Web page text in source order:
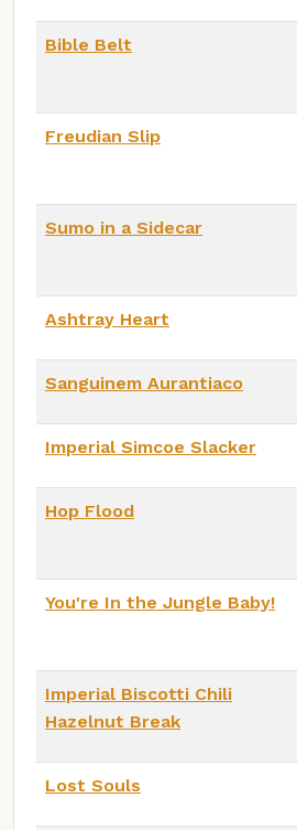
Bible Belt
Freudian Slip
Sumo in a Sidecar
Ashtray Heart
Sanguinem Aurantiaco
Imperial Simcoe Slacker
Hop Flood
You're In the Jungle Baby!
Imperial Biscotti Chili
Hazelnut Break
Lost Souls